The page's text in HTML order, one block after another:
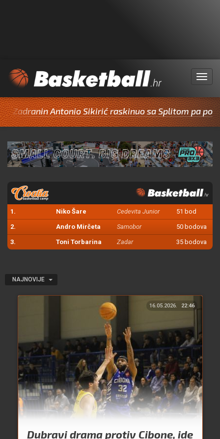
Menu
Antonio Sikirić raskinuo sa Splitom pa potpisao za
1. Niko Šare Cedevita Junior 51 bod
2. Andro Mirčeta Samobor 50 bodova
3. Toni Torbarina Zadar 35 bodova
NAJNOVIJE
16.05.2026. 22:46
Dubravi drama protiv Cibone, ide